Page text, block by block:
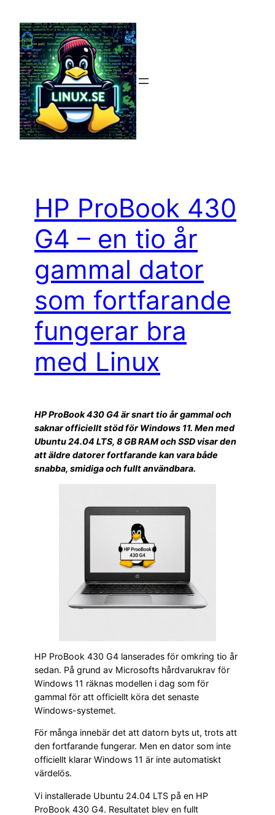
innehåll
HP ProBook 430
G4 – en tio år
gammal dator
som fortfarande
fungerar bra
med Linux
HP ProBook 430 G4 är snart tio år gammal och
saknar officiellt stöd för Windows 11. Men med
Ubuntu 24.04 LTS, 8 GB RAM och SSD visar den
att äldre datorer fortfarande kan vara både
snabba, smidiga och fullt användbara.
HP ProBook 430 G4 lanserades för omkring tio år
sedan. På grund av Microsofts hårdvarukrav för
Windows 11 räknas modellen i dag som för
gammal för att officiellt köra det senaste
Windows-systemet.
För många innebär det att datorn byts ut, trots att
den fortfarande fungerar. Men en dator som inte
officiellt klarar Windows 11 är inte automatiskt
värdelös.
Vi installerade Ubuntu 24.04 LTS på en HP
ProBook 430 G4. Resultatet blev en fullt